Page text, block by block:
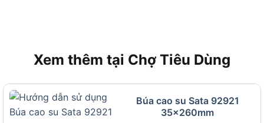
Được chế tạo từ thép carbon cao cấp và trải qua
92102 đạt độ cứng tối ưu, giúp chống mài mòn,
không biến dạng khi gõ mạnh vào kim loại hoặc
Xem thêm tại Chợ Tiêu Dùng
Búa cao su Sata 92921
35x260mm